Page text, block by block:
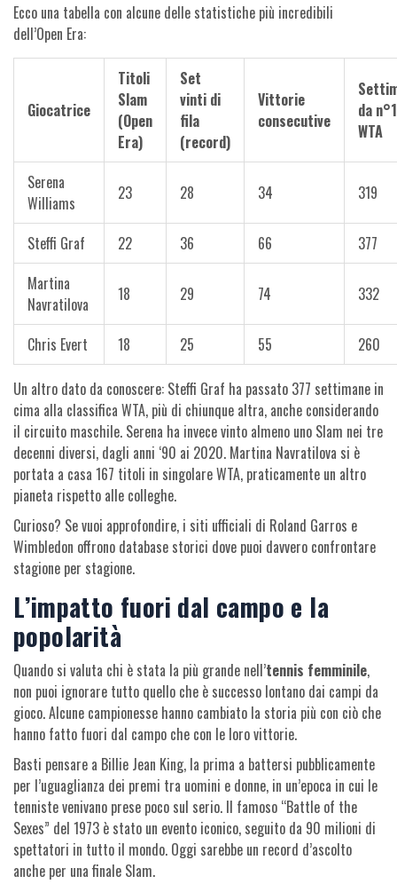
Ecco una tabella con alcune delle statistiche più incredibili
dell’Open Era:
Giocatrice
Titoli
Slam
(Open
Era)
Set
vinti di
fila
(record)
Vittorie
consecutive
da n°1
WTA
Serena
Williams
23 28 34 319
Steffi Graf 22 36 66
377
Martina
Navratilova
18 29 74 332
Chris Evert 18 25 55 260
Un altro dato da conoscere: Steffi Graf ha passato 377 settimane in
cima alla classifica WTA, più di chiunque altra, anche considerando
il circuito maschile. Serena ha invece vinto almeno uno Slam nei tre
decenni diversi, dagli anni ‘90 ai 2020. Martina Navratilova si è
portata a casa 167 titoli in singolare WTA, praticamente un altro
pianeta rispetto alle colleghe.
Curioso? Se vuoi approfondire, i siti ufficiali di Roland Garros e
Wimbledon offrono database storici dove puoi davvero confrontare
stagione per stagione.
L’impatto fuori dal campo e la
popolarità
Quando si valuta chi è stata la più grande nell’tennis femminile,
non puoi ignorare tutto quello che è successo lontano dai campi da
gioco. Alcune campionesse hanno cambiato la storia più con ciò che
hanno fatto fuori dal campo che con le loro vittorie.
Basti pensare a Billie Jean King, la prima a battersi pubblicamente
per l’uguaglianza dei premi tra uomini e donne, in un’epoca in cui le
tenniste venivano prese poco sul serio. Il famoso “Battle of the
Sexes” del 1973 è stato un evento iconico, seguito da 90 milioni di
spettatori in tutto il mondo. Oggi sarebbe un record d’ascolto
anche per una finale Slam.